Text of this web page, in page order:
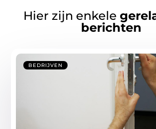
Hier zijn enkele
berichten
BEDRIJVEN